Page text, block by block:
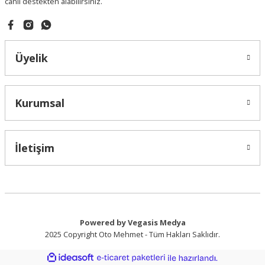
Ekokap
Sol Kaput Menteşesi | Hyundai Accent Era
250,00 ₺
Üyelik
Kurumsal
İletişim
Powered by Vegasis Medya
2025 Copyright Oto Mehmet - Tüm Hakları Saklıdır.
ideasoft
e-